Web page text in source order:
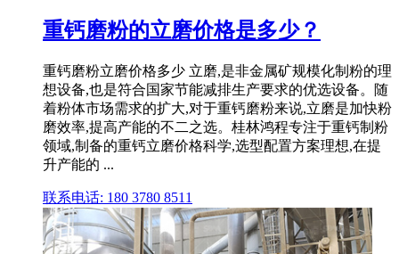
重钙磨粉的立磨价格是多少？
重钙磨粉立磨价格多少 立磨,是非金属矿规模化制粉的理
想设备,也是符合国家节能减排生产要求的优选设备。随
着粉体市场需求的扩大,对于重钙磨粉来说,立磨是加快粉
磨效率,提高产能的不二之选。桂林鸿程专注于重钙制粉
领域,制备的重钙立磨价格科学,选型配置方案理想,在提
升产能的 ...
联系电话: 180 3780 8511